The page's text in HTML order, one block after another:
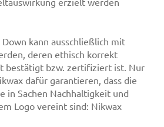
erzielt werden
kann ausschließlich mit
deren ethisch korrekt
bestätigt bzw. zertifiziert ist. Nur
dafür garantieren, dass die
in Sachen Nachhaltigkeit und
Logo vereint sind: Nikwax